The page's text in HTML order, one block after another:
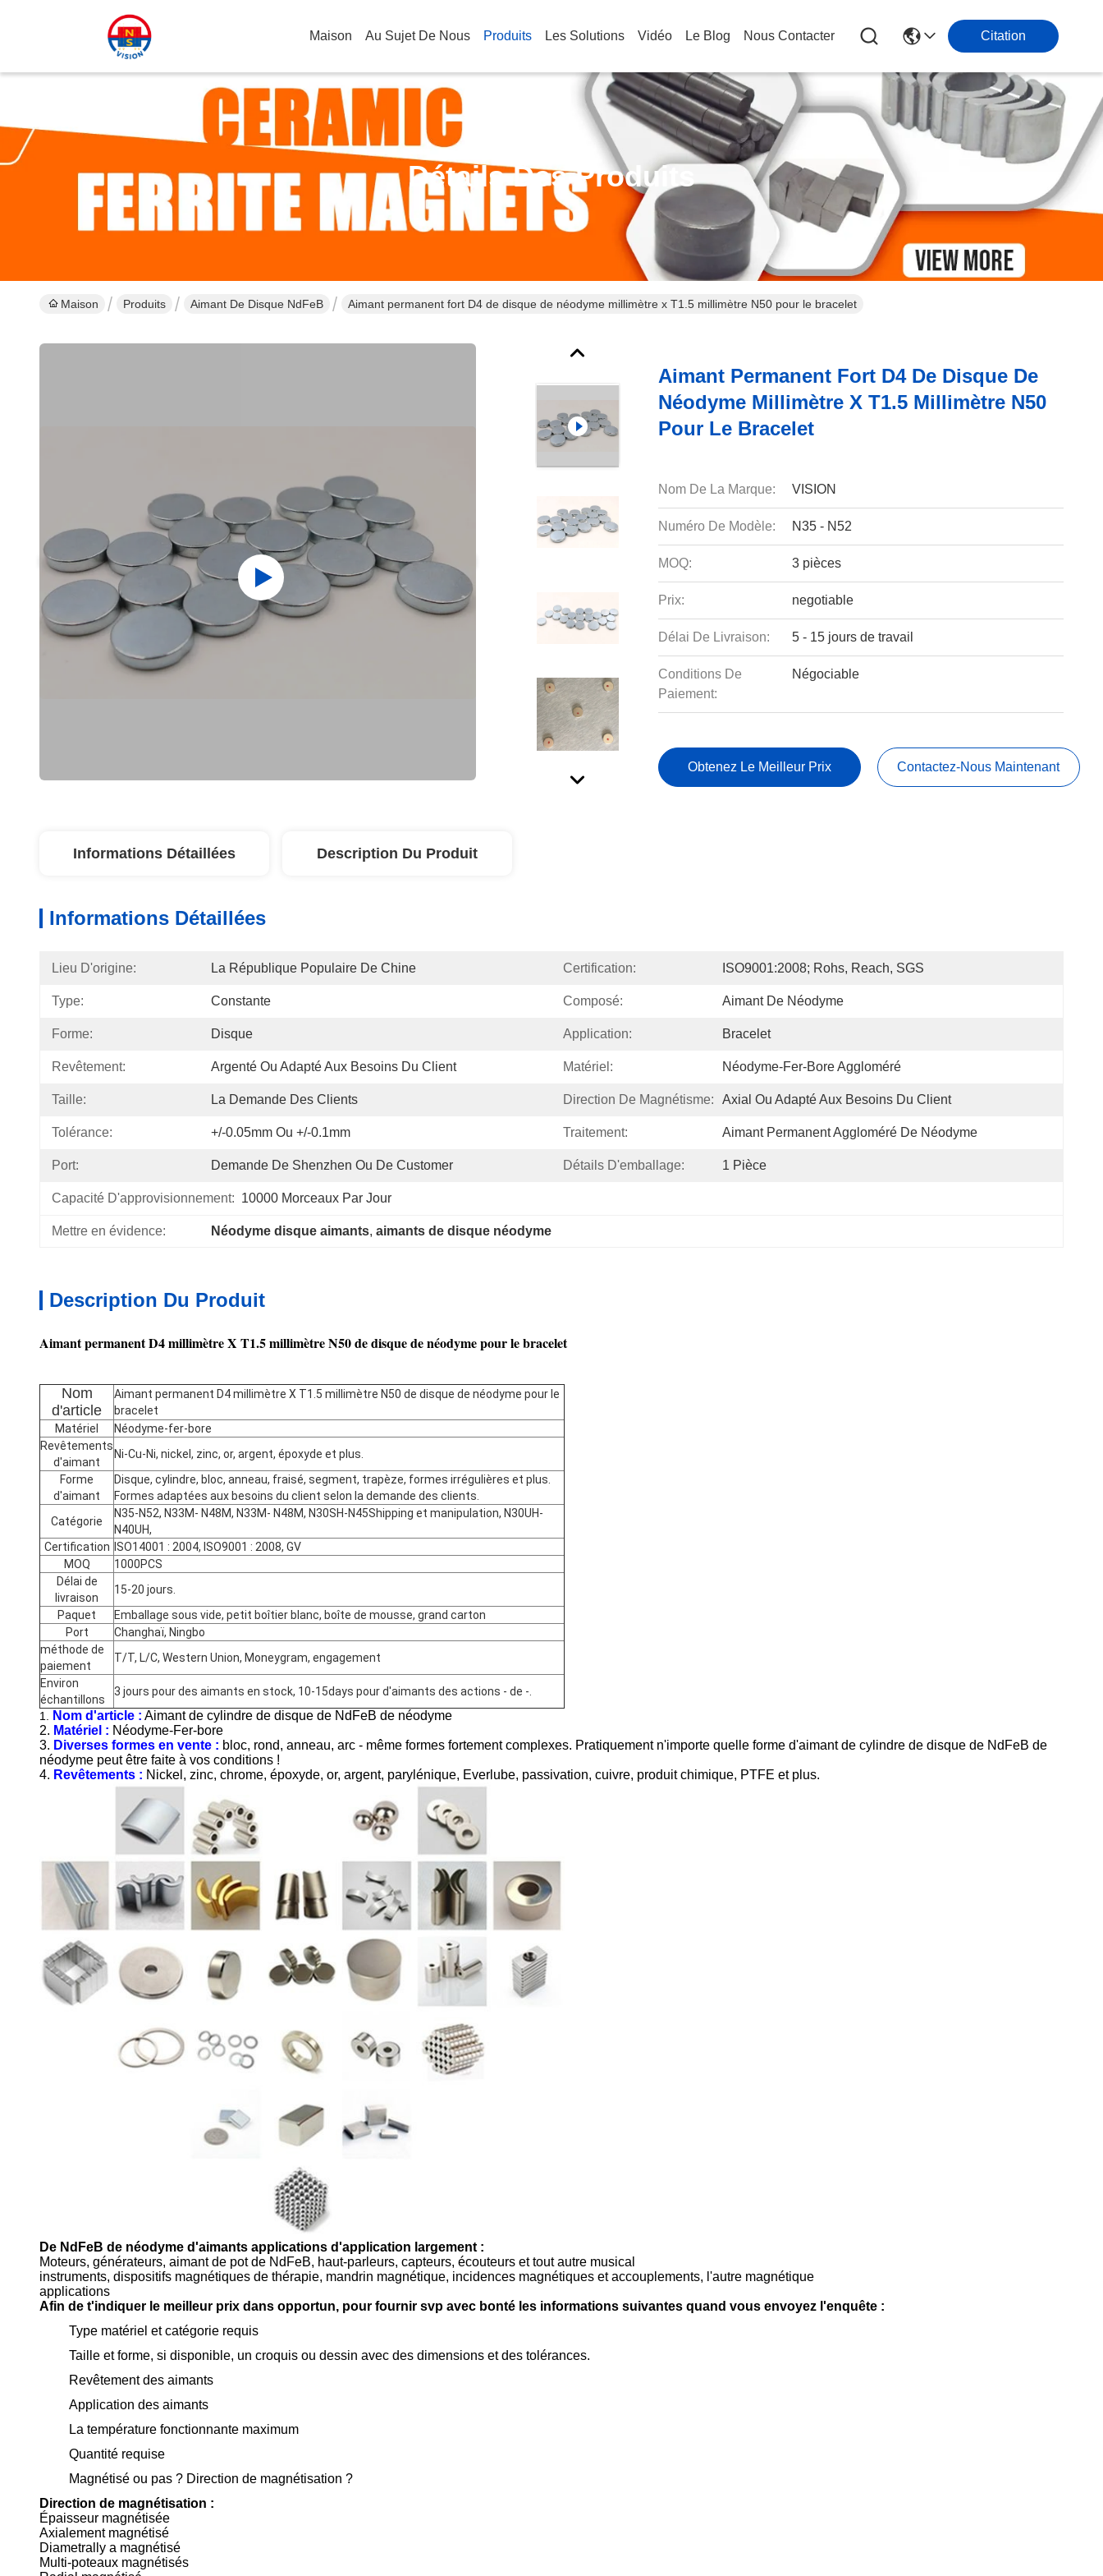
Maison Au Sujet De Nous Produits Les Solutions Vidéo Le Blog Nous Contacter Citation
Détails Des Produits
Maison Produits Aimant De Disque NdFeB Aimant permanent fort D4 de disque de néodyme millimètre x T1.5 millimètre N50 pour le bracelet
Aimant Permanent Fort D4 De Disque De
Néodyme Millimètre X T1.5 Millimètre N50
Pour Le Bracelet
Nom De La Marque: VISION
Numéro De Modèle: N35 - N52
MOQ: 3 pièces
Prix: negotiable
Délai De Livraison: 5 - 15 jours de travail
Conditions De
Paiement:
Négociable
Obtenez Le Meilleur Prix Contactez-Nous Maintenant
Informations Détaillées Description Du Produit
Informations Détaillées
Lieu D'origine: La République Populaire De Chine Certification: ISO9001:2008; Rohs, Reach, SGS
Type: Constante Composé: Aimant De Néodyme
Forme: Disque Application: Bracelet
Revêtement: Argenté Ou Adapté Aux Besoins Du Client Matériel: Néodyme-Fer-Bore Aggloméré
Taille: La Demande Des Clients Direction De Magnétisme: Axial Ou Adapté Aux Besoins Du Client
Tolérance: +/-0.05mm Ou +/-0.1mm Traitement: Aimant Permanent Aggloméré De Néodyme
Port: Demande De Shenzhen Ou De Customer Détails D'emballage: 1 Pièce
Capacité D'approvisionnement: 10000 Morceaux Par Jour
Mettre en évidence: Néodyme disque aimants, aimants de disque néodyme
Description Du Produit
Aimant permanent D4 millimètre X T1.5 millimètre N50 de disque de néodyme pour le bracelet
Nom
d'article
Aimant permanent D4 millimètre X T1.5 millimètre N50 de disque de néodyme pour le
bracelet
Matériel
Néodyme-fer-bore
Revêtements
d'aimant
Ni-Cu-Ni, nickel, zinc, or, argent, époxyde et plus.
Forme
d'aimant
Disque, cylindre, bloc, anneau, fraisé, segment, trapèze, formes irrégulières et plus.
Formes adaptées aux besoins du client selon la demande des clients.
Catégorie
N35-N52, N33M- N48M, N33M- N48M, N30SH-N45Shipping et manipulation, N30UH-
N40UH,
Certification ISO14001 : 2004, ISO9001 : 2008, GV
MOQ
1000PCS
Délai de
livraison
15-20 jours.
Paquet
Emballage sous vide, petit boîtier blanc, boîte de mousse, grand carton
Port
Changhaï, Ningbo
méthode de
paiement
T/T, L/C, Western Union, Moneygram, engagement
Environ
échantillons
3 jours pour des aimants en stock, 10-15days pour d'aimants des actions - de -.
1.
Nom d'article : Aimant de cylindre de disque de NdFeB de néodyme
2. Matériel : Néodyme-Fer-bore
3. Diverses formes en vente : bloc, rond, anneau, arc - même formes fortement complexes. Pratiquement n'importe quelle forme d'aimant de cylindre de disque de NdFeB de
néodyme peut être faite à vos conditions !
4. Revêtements : Nickel, zinc, chrome, époxyde, or, argent, parylénique, Everlube, passivation, cuivre, produit chimique, PTFE et plus.
De NdFeB de néodyme d'aimants applications d'application largement :
Moteurs, générateurs, aimant de pot de NdFeB, haut-parleurs, capteurs, écouteurs et tout autre musical
instruments, dispositifs magnétiques de thérapie, mandrin magnétique, incidences magnétiques et accouplements, l'autre magnétique
applications
Afin de t'indiquer le meilleur prix dans opportun, pour fournir svp avec bonté les informations suivantes quand vous envoyez l'enquête :
Type matériel et catégorie requis
Taille et forme, si disponible, un croquis ou dessin avec des dimensions et des tolérances.
Revêtement des aimants
Application des aimants
La température fonctionnante maximum
Quantité requise
Magnétisé ou pas ? Direction de magnétisation ?
Direction de magnétisation :
Épaisseur magnétisée
Axialement magnétisé
Diametrally a magnétisé
Multi-poteaux magnétisés